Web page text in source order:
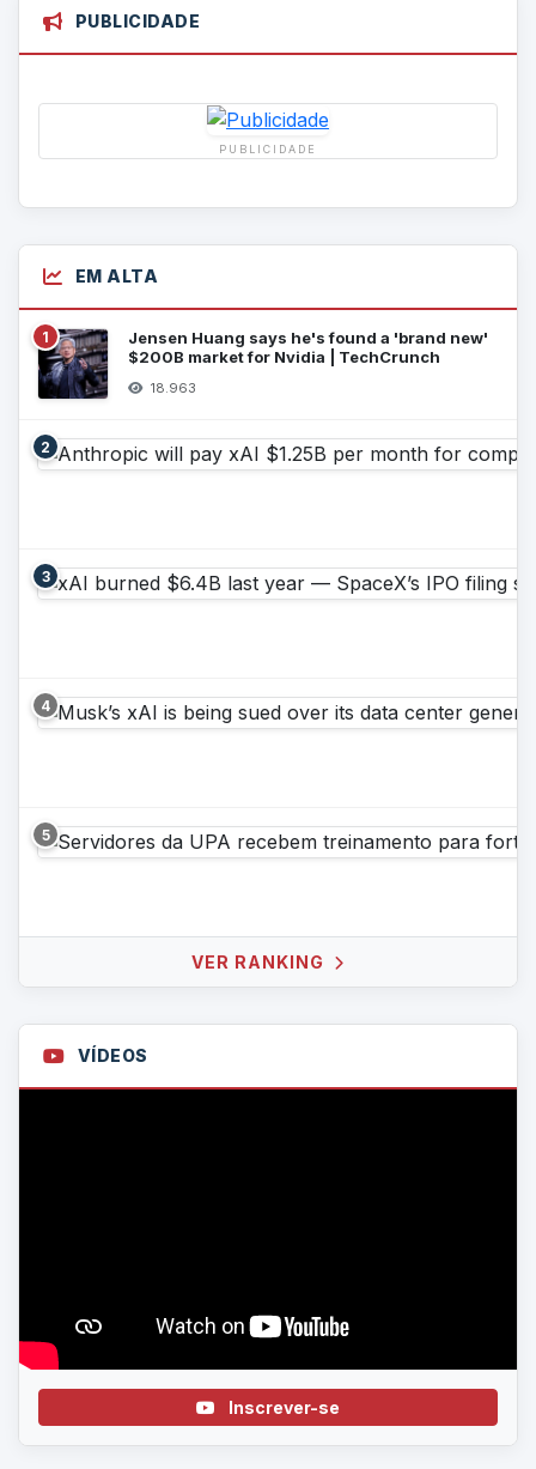
PUBLICIDADE
PUBLICIDADE
EM ALTA
1
Jensen Huang says he's found a 'brand new'
$200B market for Nvidia | TechCrunch
18.963
2
3
4
5
VER RANKING
VÍDEOS
Inscrever-se